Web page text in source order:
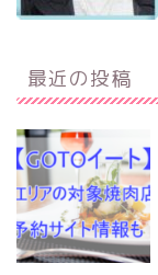
最近の投稿